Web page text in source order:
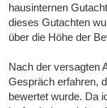
hausinternen
dieses Gutachten
über die Höhe der
Nach der versagten
Gespräch erfahren,
bewertet wurde. Da